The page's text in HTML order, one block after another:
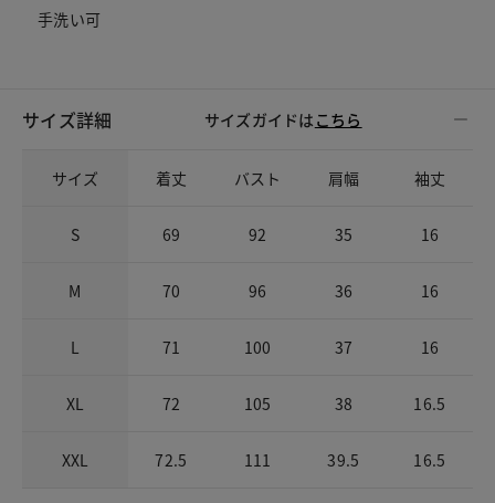
手洗い可
サイズ詳細 サイズガイドは こちら
サイズ 着丈 バスト 肩幅 袖丈
S 69 92 35 16
M 70 96 36 16
L 71 100 37 16
XL 72 105 38 16.5
XXL 72.5 111 39.5 16.5